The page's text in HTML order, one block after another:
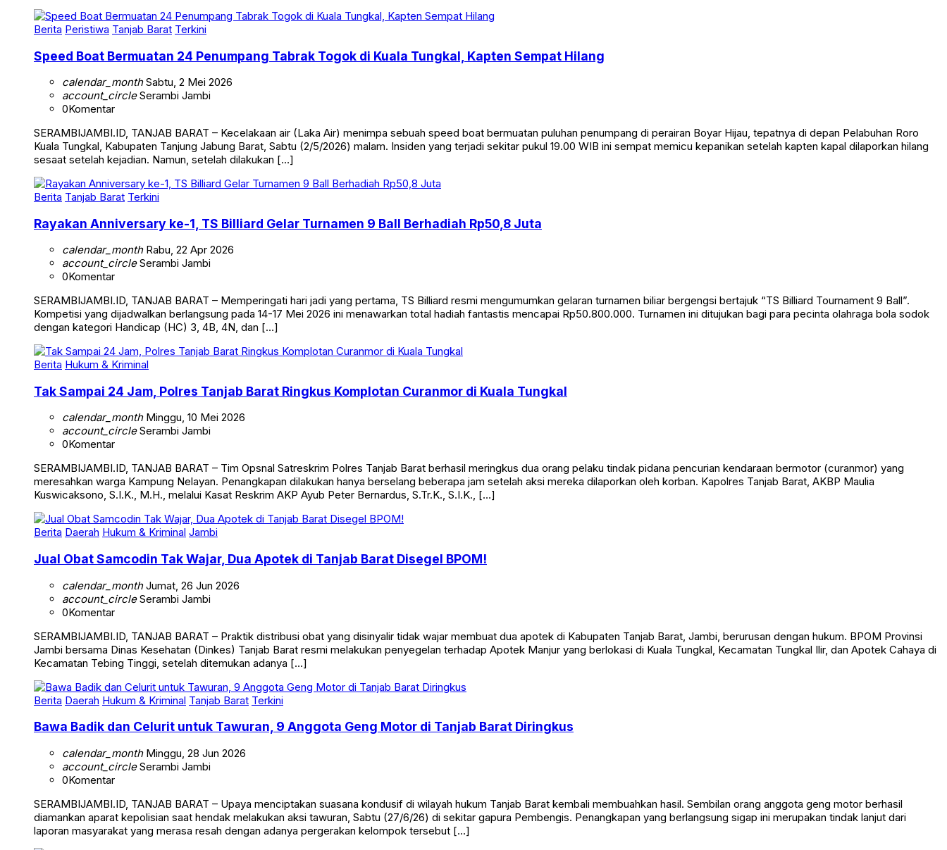
Berita Peristiwa Tanjab Barat Terkini
Speed Boat Bermuatan 24 Penumpang Tabrak Togok di Kuala Tungkal, Kapten Sempat Hilang
calendar_monthSabtu, 2 Mei 2026
account_circleSerambi Jambi
0Komentar
SERAMBIJAMBI.ID, TANJAB BARAT – Kecelakaan air (Laka Air) menimpa sebuah speed boat bermuatan puluhan penumpang di perairan Boyar Hijau, tepatnya di depan Pelabuhan Roro
Kuala Tungkal, Kabupaten Tanjung Jabung Barat, Sabtu (2/5/2026) malam. Insiden yang terjadi sekitar pukul 19.00 WIB ini sempat memicu kepanikan setelah kapten kapal dilaporkan hilang
sesaat setelah kejadian. Namun, setelah dilakukan […]
Berita Tanjab Barat Terkini
Rayakan Anniversary ke-1, TS Billiard Gelar Turnamen 9 Ball Berhadiah Rp50,8 Juta
calendar_monthRabu, 22 Apr 2026
account_circleSerambi Jambi
0Komentar
SERAMBIJAMBI.ID, TANJAB BARAT – Memperingati hari jadi yang pertama, TS Billiard resmi mengumumkan gelaran turnamen biliar bergengsi bertajuk “TS Billiard Tournament 9 Ball”.
Kompetisi yang dijadwalkan berlangsung pada 14-17 Mei 2026 ini menawarkan total hadiah fantastis mencapai Rp50.800.000. Turnamen ini ditujukan bagi para pecinta olahraga bola sodok
dengan kategori Handicap (HC) 3, 4B, 4N, dan […]
Berita Hukum & Kriminal
Tak Sampai 24 Jam, Polres Tanjab Barat Ringkus Komplotan Curanmor di Kuala Tungkal
calendar_monthMinggu, 10 Mei 2026
account_circleSerambi Jambi
0Komentar
SERAMBIJAMBI.ID, TANJAB BARAT – Tim Opsnal Satreskrim Polres Tanjab Barat berhasil meringkus dua orang pelaku tindak pidana pencurian kendaraan bermotor (curanmor) yang
meresahkan warga Kampung Nelayan. Penangkapan dilakukan hanya berselang beberapa jam setelah aksi mereka dilaporkan oleh korban. Kapolres Tanjab Barat, AKBP Maulia
Kuswicaksono, S.I.K., M.H., melalui Kasat Reskrim AKP Ayub Peter Bernardus, S.Tr.K., S.I.K., […]
Berita Daerah Hukum & Kriminal Jambi
Jual Obat Samcodin Tak Wajar, Dua Apotek di Tanjab Barat Disegel BPOM!
calendar_monthJumat, 26 Jun 2026
account_circleSerambi Jambi
0Komentar
SERAMBIJAMBI.ID, TANJAB BARAT – Praktik distribusi obat yang disinyalir tidak wajar membuat dua apotek di Kabupaten Tanjab Barat, Jambi, berurusan dengan hukum. BPOM Provinsi
Jambi bersama Dinas Kesehatan (Dinkes) Tanjab Barat resmi melakukan penyegelan terhadap Apotek Manjur yang berlokasi di Kuala Tungkal, Kecamatan Tungkal Ilir, dan Apotek Cahaya di
Kecamatan Tebing Tinggi, setelah ditemukan adanya […]
Berita Daerah Hukum & Kriminal Tanjab Barat Terkini
Bawa Badik dan Celurit untuk Tawuran, 9 Anggota Geng Motor di Tanjab Barat Diringkus
calendar_monthMinggu, 28 Jun 2026
account_circleSerambi Jambi
0Komentar
SERAMBIJAMBI.ID, TANJAB BARAT – Upaya menciptakan suasana kondusif di wilayah hukum Tanjab Barat kembali membuahkan hasil. Sembilan orang anggota geng motor berhasil
diamankan aparat kepolisian saat hendak melakukan aksi tawuran, Sabtu (27/6/26) di sekitar gapura Pembengis. Penangkapan yang berlangsung sigap ini merupakan tindak lanjut dari
laporan masyarakat yang merasa resah dengan adanya pergerakan kelompok tersebut […]